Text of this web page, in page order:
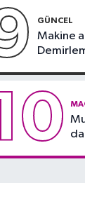
GÜNCEL
Makine